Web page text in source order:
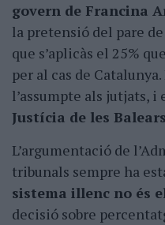
govern de Francina
la pretensió del pare
que s’aplicàs el 25%
per al cas de
l’assumpte als jutjats, i
Justícia de les Balears
L’argumentació de
tribunals sempre ha
sistema illenc no és
decisió sobre